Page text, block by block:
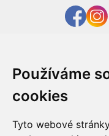
Používáme
cookies
Tyto webové
Last